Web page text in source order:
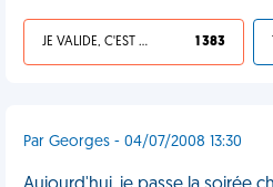
JE VALIDE, C'EST UNE VDM 1 383
Par Georges - 04/07/2008 13:30